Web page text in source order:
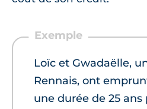
Loïc et Gwadaëlle,
Rennais, ont
une durée de 25 ans